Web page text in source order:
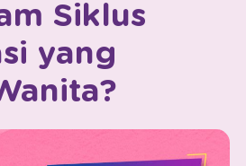
Siklus
yang